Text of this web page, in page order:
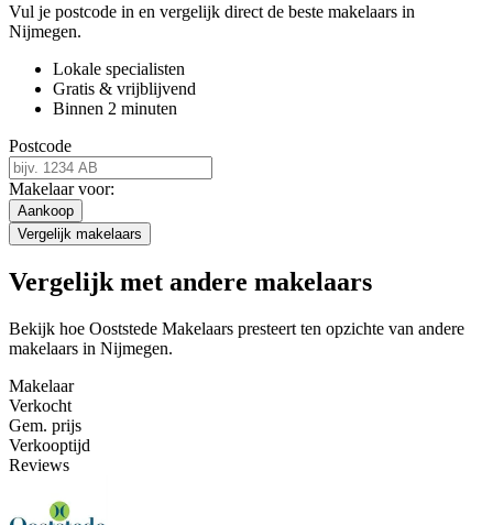
Vul je postcode in en vergelijk direct de beste makelaars in
Nijmegen.
Lokale specialisten
Gratis & vrijblijvend
Binnen 2 minuten
Postcode
Makelaar voor:
Aankoop
Vergelijk makelaars
Vergelijk met andere makelaars
Bekijk hoe Ooststede Makelaars presteert ten opzichte van andere
makelaars in Nijmegen.
Makelaar
Verkocht
Gem. prijs
Verkooptijd
Reviews